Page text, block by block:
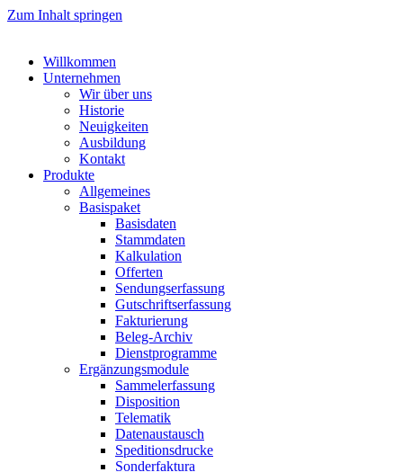
Zum Inhalt springen
Willkommen
Unternehmen
Wir über uns
Historie
Neuigkeiten
Ausbildung
Kontakt
Produkte
Allgemeines
Basispaket
Basisdaten
Stammdaten
Kalkulation
Offerten
Sendungserfassung
Gutschriftserfassung
Fakturierung
Beleg-Archiv
Dienstprogramme
Ergänzungsmodule
Sammelerfassung
Disposition
Telematik
Datenaustausch
Speditionsdrucke
Sonderfaktura